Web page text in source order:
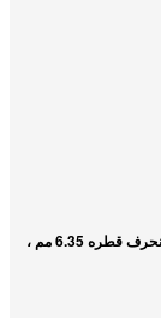
محرك متدرج هجين برغي شبه منحرف ، برغي شبه منحرف قطره 6.35 مم ،